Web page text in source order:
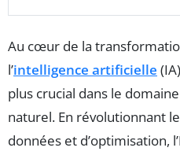
Au cœur de la
l’intelligence artificielle
plus crucial dans le
naturel. En révolutionnant
données et d’optimisation,